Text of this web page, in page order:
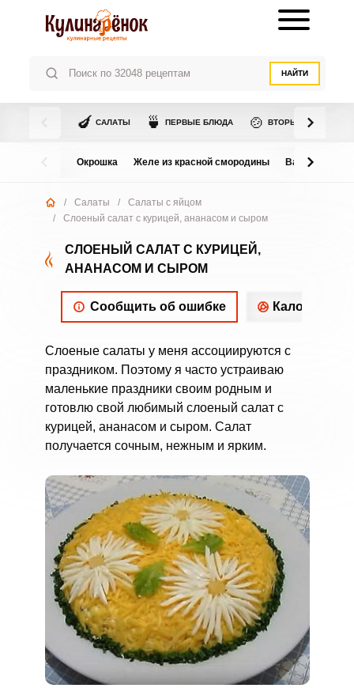
НАЙТИ
🍆 САЛАТЫ 🍵 ПЕРВЫЕ БЛЮДА 🍲 ВТОРЫЕ БЛЮДА
Окрошка Желе из красной смородины Варенье из
/ Салаты /
Салаты с яйцом
/
Слоеный салат с курицей, ананасом и сыром
СЛОЕНЫЙ САЛАТ С КУРИЦЕЙ,
АНАНАСОМ И СЫРОМ
Сообщить об ошибке
Слоеные салаты у меня ассоциируются с
праздником. Поэтому я часто устраиваю
маленькие праздники своим родным и
готовлю свой любимый слоеный салат с
курицей, ананасом и сыром. Салат
получается сочным, нежным и ярким.